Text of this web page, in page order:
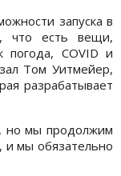
запуска в
что есть вещи,
погода, COVID и
Том Уитмейер,
разрабатывает
но мы продолжим
и мы обязательно